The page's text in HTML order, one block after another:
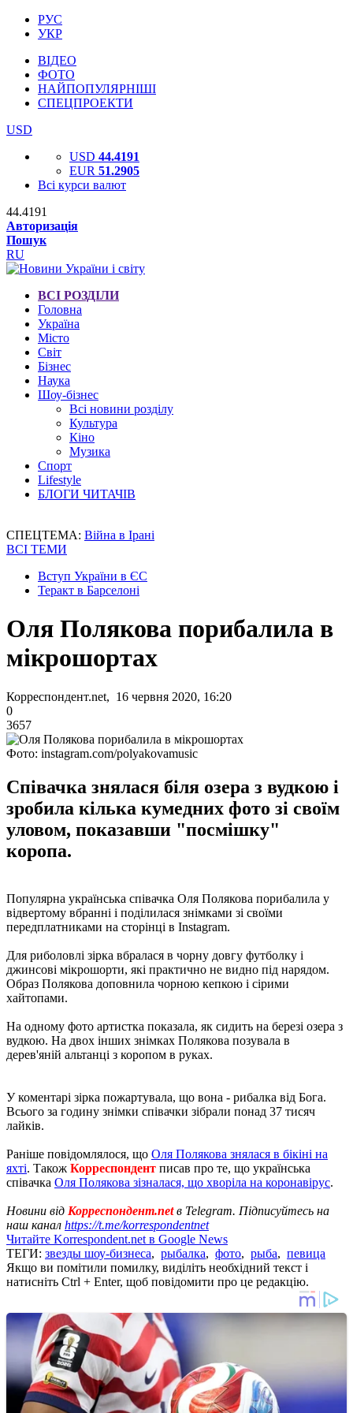
РУС
УКР
ВІДЕО
ФОТО
НАЙПОПУЛЯРНІШІ
СПЕЦПРОЕКТИ
USD
USD 44.4191
EUR 51.2905
Всі курси валют
44.4191
Авторизація
Пошук
RU
ВСІ РОЗДІЛИ
Головна
Україна
Місто
Світ
Бізнес
Наука
Шоу-бізнес
Всі новини розділу
Культура
Кіно
Музика
Спорт
Lifestyle
БЛОГИ ЧИТАЧІВ
СПЕЦТЕМА: Війна в Ірані
ВСІ ТЕМИ
Вступ України в ЄС
Теракт в Барселоні
Оля Полякова порибалила в
мікрошортах
Корреспондент.net, 16 червня 2020, 16:20
0
3657
Фото: instagram.com/polyakovamusic
Співачка знялася біля озера з вудкою і
зробила кілька кумедних фото зі своїм
уловом, показавши "посмішку"
коропа.
Популярна українська співачка Оля Полякова порибалила у
відвертому вбранні і поділилася знімками зі своїми
передплатниками на сторінці в Instagram.
Для риболовлі зірка вбралася в чорну довгу футболку і
джинсові мікрошорти, які практично не видно під нарядом.
Образ Полякова доповнила чорною кепкою і сірими
хайтопами.
На одному фото артистка показала, як сидить на березі озера з
вудкою. На двох інших знімках Полякова позувала в
дерев'яній альтанці з коропом в руках.
У коментарі зірка пожартувала, що вона - рибалка від Бога.
Всього за годину знімки співачки зібрали понад 37 тисяч
лайків.
Раніше повідомлялося, що Оля Полякова знялася в бікіні на
яхті. Також Корреспондент писав про те, що українська
співачка Оля Полякова зізналася, що хворіла на коронавірус.
Новини від Корреспондент.netв Telegram. Підписуйтесь на
наш канал https://t.me/korrespondentnet
Читайте Korrespondent.net в Google News
ТЕГИ: звезды шоу-бизнеса, рыбалка, фото, рыба, певица
Якщо ви помітили помилку, виділіть необхідний текст і
натисніть Ctrl + Enter, щоб повідомити про це редакцію.